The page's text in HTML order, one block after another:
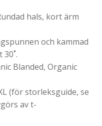
hals, kort ärm
och kammad
Blanded, Organic
(för storleksguide, se
av t-